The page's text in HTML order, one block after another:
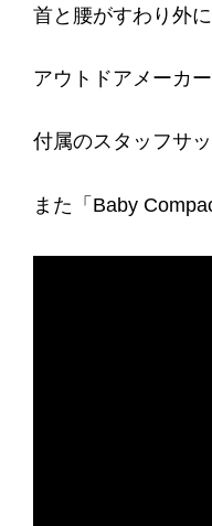
首と腰がすわり外
アウトドアメーカ
付属のスタッフサ
また「Baby